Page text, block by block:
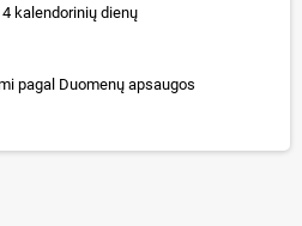
kalendorinių dienų
pagal Duomenų apsaugos